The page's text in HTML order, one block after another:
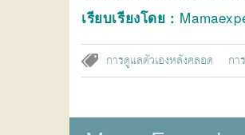
เรียบเรียงโดย :
การดูแลตัวเองหลังคลอด กา